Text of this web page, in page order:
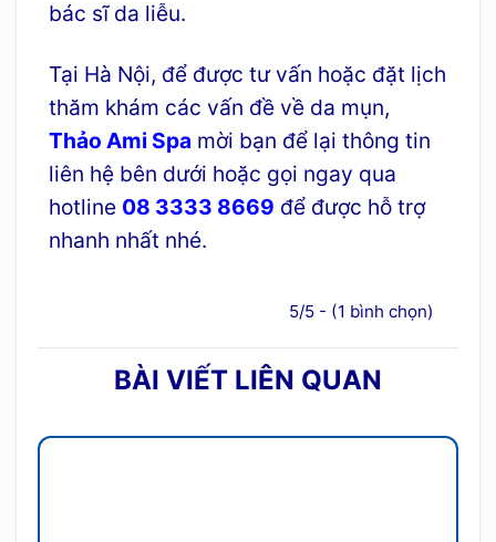
bác sĩ da liễu.
Tại Hà Nội, để được tư vấn hoặc đặt lịch
thăm khám các vấn đề về da mụn,
Thảo Ami Spa mời bạn để lại thông tin
liên hệ bên dưới hoặc gọi ngay qua
hotline 08 3333 8669 để được hỗ trợ
nhanh nhất nhé.
5/5 - (1 bình chọn)
BÀI VIẾT LIÊN QUAN